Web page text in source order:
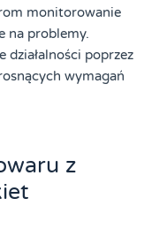
monitorowanie
na problemy.
działalności poprzez
wymagań
z